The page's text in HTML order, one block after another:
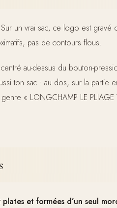
un vrai sac, ce logo est gravé
pas de contours flous.
au-dessus du bouton-
ton sac : au dos, sur la partie
« LONGCHAMP LE PLIAGE
plates et formées d’un seul